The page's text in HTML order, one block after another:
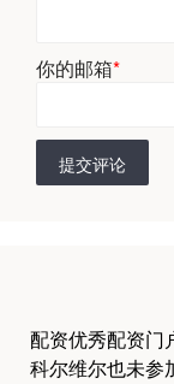
你的邮箱*
提交评论
配资优秀配资门
科尔维尔也未参